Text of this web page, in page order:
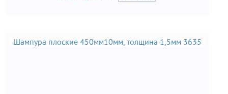
Шампура плоские 450мм10мм, толщина 1,5мм 3635